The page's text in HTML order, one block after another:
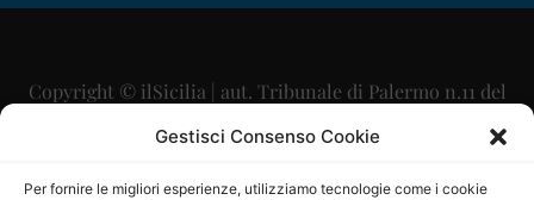
Gestisci Consenso Cookie
Per fornire le migliori esperienze, utilizziamo tecnologie come i cookie
Copyright © ilSicilia | aut. Tribunale di Palermo n.11 del
29/09/2015